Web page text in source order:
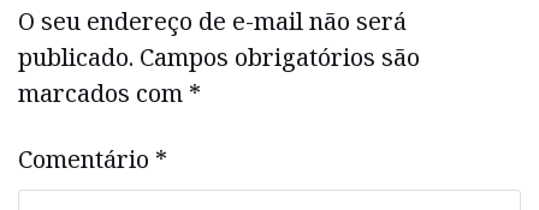
O seu endereço de e-mail não será
publicado. Campos obrigatórios são
marcados com *
Comentário *